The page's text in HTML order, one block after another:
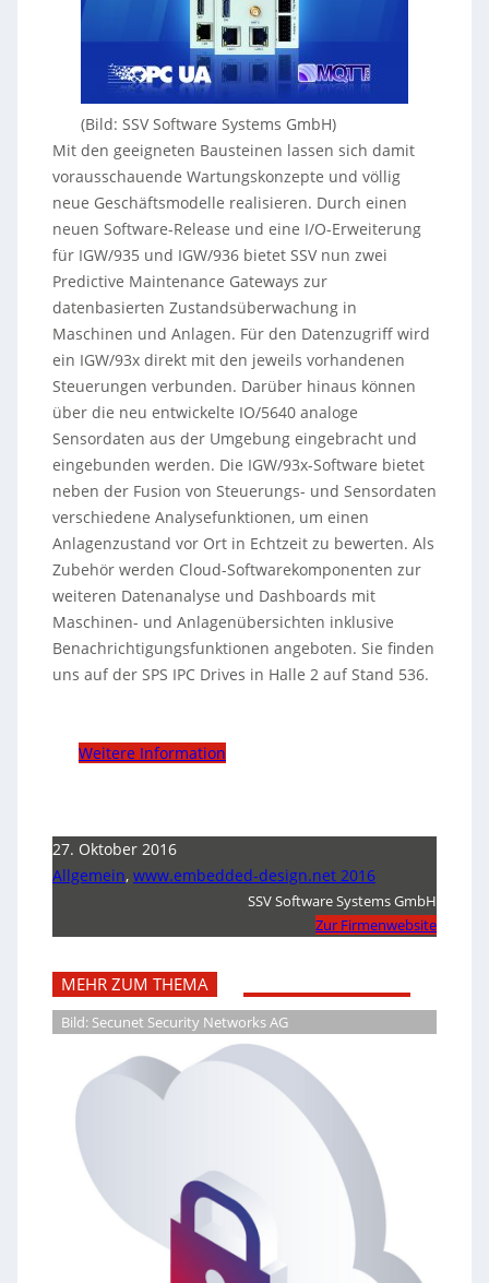
(Bild: SSV Software Systems GmbH)
Mit den geeigneten Bausteinen lassen sich damit
vorausschauende Wartungskonzepte und völlig
neue Geschäftsmodelle realisieren. Durch einen
neuen Software-Release und eine I/O-Erweiterung
für IGW/935 und IGW/936 bietet SSV nun zwei
Predictive Maintenance Gateways zur
datenbasierten Zustandsüberwachung in
Maschinen und Anlagen. Für den Datenzugriff wird
ein IGW/93x direkt mit den jeweils vorhandenen
Steuerungen verbunden. Darüber hinaus können
über die neu entwickelte IO/5640 analoge
Sensordaten aus der Umgebung eingebracht und
eingebunden werden. Die IGW/93x-Software bietet
neben der Fusion von Steuerungs- und Sensordaten
verschiedene Analysefunktionen, um einen
Anlagenzustand vor Ort in Echtzeit zu bewerten. Als
Zubehör werden Cloud-Softwarekomponenten zur
weiteren Datenanalyse und Dashboards mit
Maschinen- und Anlagenübersichten inklusive
Benachrichtigungsfunktionen angeboten. Sie finden
uns auf der SPS IPC Drives in Halle 2 auf Stand 536.
Weitere Information
27. Oktober 2016
Allgemein, www.embedded-design.net 2016
SSV Software Systems GmbH
Zur Firmenwebsite
MEHR ZUM THEMA
Bild: Secunet Security Networks AG